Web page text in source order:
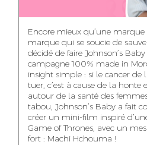
KARIM OUNZAR
AUDIOVISUAL
CONTENT CREATOR
ZAKARIA
TRAFFIC
Encore mieux qu’une
marque qui se soucie de
décidé de faire Johnson’s
campagne 100% made in
insight simple : si le cancer
tuer, c’est à cause de la honte
autour de la santé des
tabou, Johnson’s Baby a fait
créer un mini-film inspiré
Game of Thrones, avec un
fort : Machi Hchouma !